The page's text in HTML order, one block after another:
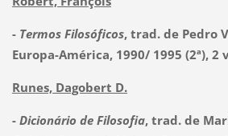
- Termos Filosóficos, trad. de Pedro
Europa-América, 1990/ 1995 (2ª), 2
Runes, Dagobert D.
- Dicionário de Filosofia, trad. de